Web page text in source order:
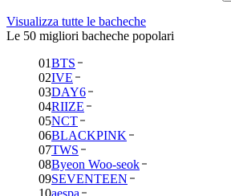
Visualizza tutte le bacheche
Le 50 migliori bacheche popolari
01BTS
02IVE
03DAY6
04RIIZE
05NCT
06BLACKPINK
07TWS
08Byeon Woo-seok
09SEVENTEEN
10aespa